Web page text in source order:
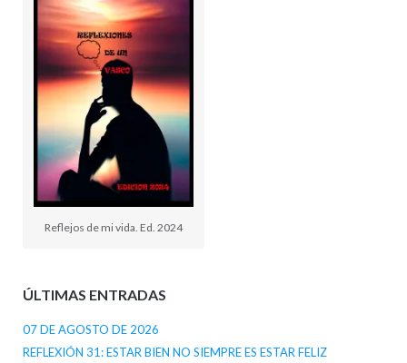
Reflejos de mi vida. Ed. 2024
ÚLTIMAS ENTRADAS
07 DE AGOSTO DE 2026
REFLEXIÓN 31: ESTAR BIEN NO SIEMPRE ES ESTAR FELIZ